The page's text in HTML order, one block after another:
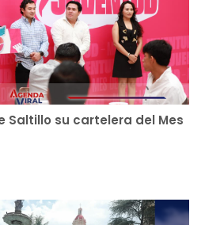
Saltillo su cartelera del Mes